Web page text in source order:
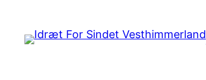
indhold